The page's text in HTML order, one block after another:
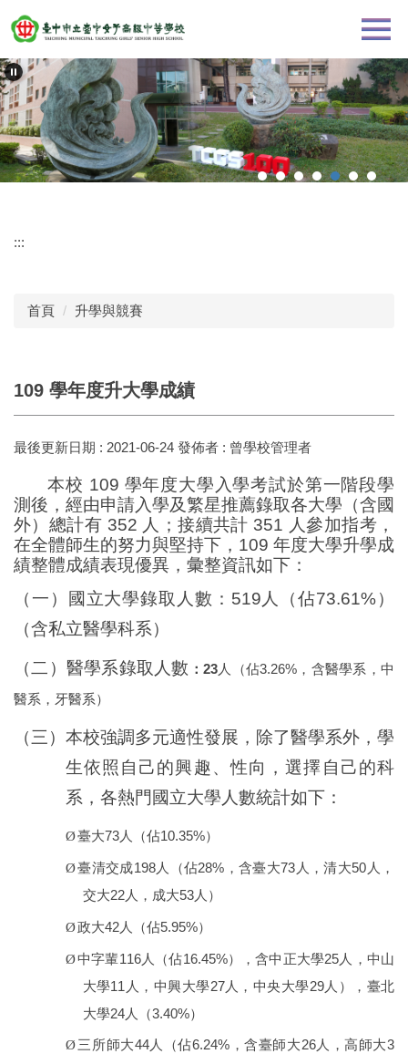
跳
到
要
內
容
區
:::
首頁 升學與競賽
109 學年度升大學成績
最後更新日期 : 2021-06-24 發佈者 : 曾學校管理者
本校 109 學年度大學入學考試於第一階段學
測後，經由申請入學及繁星推薦錄取各大學（含國
外）總計有 352 人；接續共計 351 人參加指考，
在全體師生的努力與堅持下， 109 年度大學升學成
績整體成績表現優異，彙整資訊如下：
（一）國立大學錄取人數： 519人（佔73.61%）
（含私立醫學科系）
（二）醫學系錄取人數 ：23人（佔3.26% ，含醫學系，中
醫系，牙醫系）
（三）本校強調多元適性發展，除了醫學系外，學
生依照自己的興趣、性向，選擇自己的科
系，各熱門國立大學人數統計如下：
Ø臺大73人（佔10.35%）
Ø臺清交成198人（佔28% ，含臺大73 人，清大50 人，
交大22人，成大53人）
Ø政大42人（佔5.95%）
Ø中字輩116人（佔16.45%），含中正大學25人，中山
大學11 人，中興大學27人， 中央大學29人），臺北
大學24人（3.40%）
Ø三所師大44人（佔6.24% ，含臺師大26人，高師大3